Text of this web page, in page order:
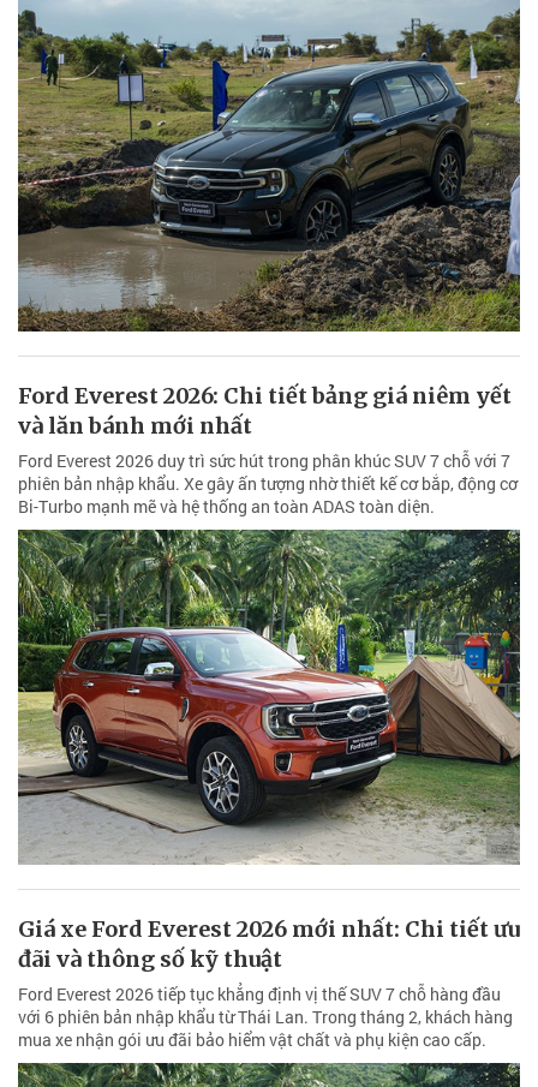
Ford Everest 2026: Chi tiết bảng giá niêm yết
và lăn bánh mới nhất
Ford Everest 2026 duy trì sức hút trong phân khúc SUV 7 chỗ với 7
phiên bản nhập khẩu. Xe gây ấn tượng nhờ thiết kế cơ bắp, động cơ
Bi-Turbo mạnh mẽ và hệ thống an toàn ADAS toàn diện.
Giá xe Ford Everest 2026 mới nhất: Chi tiết ưu
đãi và thông số kỹ thuật
Ford Everest 2026 tiếp tục khẳng định vị thế SUV 7 chỗ hàng đầu
với 6 phiên bản nhập khẩu từ Thái Lan. Trong tháng 2, khách hàng
mua xe nhận gói ưu đãi bảo hiểm vật chất và phụ kiện cao cấp.